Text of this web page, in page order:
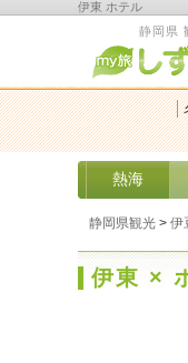
伊東 ホテル
静岡県
熱海
静岡県観光 > 伊
伊東 ×